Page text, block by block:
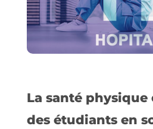
La santé physique
des étudiants en